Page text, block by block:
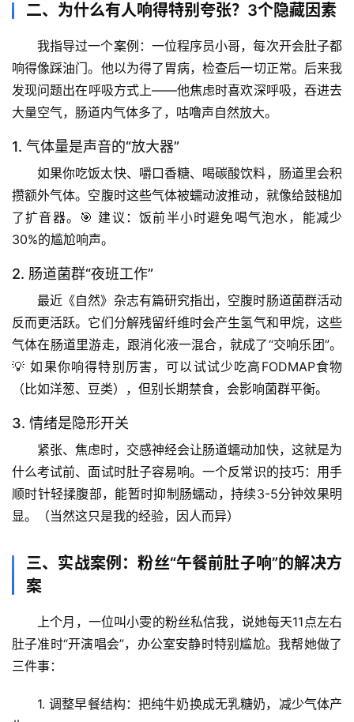
页
专
题
表
自
然
万
人
体
历
二、为什么有人响得特别夸张？3个隐藏因素
我指导过一个案例：一位程序员小哥，每次开会肚子都
响得像踩油门。他以为得了胃病，检查后一切正常。后来我
发现问题出在呼吸方式上——他焦虑时喜欢深呼吸，吞进去
大量空气，肠道内气体多了，咕噜声自然放大。
1. 气体量是声音的“放大器”
如果你吃饭太快、嚼口香糖、喝碳酸饮料，肠道里会积
攒额外气体。空腹时这些气体被蠕动波推动，就像给鼓槌加
了扩音器。🎯 建议：饭前半小时避免喝气泡水，能减少
30%的尴尬响声。
2. 肠道菌群“夜班工作”
最近《自然》杂志有篇研究指出， 空腹时肠道菌群活动
反而更活跃。它们分解残留纤维时会产生氢气和甲烷，这些
气体在肠道里游走，跟消化液一混合，就成了“交响乐团”。
💡 如果你响得特别厉害，可以试试少吃高FODMAP食物
（比如洋葱、豆类），但别长期禁食，会影响菌群平衡。
3. 情绪是隐形开关
紧张、焦虑时，交感神经会让肠道蠕动加快，这就是为
什么考试前、面试时肚子容易响。一个反常识的技巧：用手
顺时针轻揉腹部，能暂时抑制肠蠕动，持续3-5分钟效果明
显。（当然这只是我的经验，因人而异）
三、实战案例：粉丝“午餐前肚子响”的解决方
案
上个月，一位叫小雯的粉丝私信我，说她每天11点左右
肚子准时“开演唱会”，办公室安静时特别尴尬。我帮她做了
三件事：
1. 调整早餐结构 ：把纯牛奶换成无乳糖奶，减少气体产